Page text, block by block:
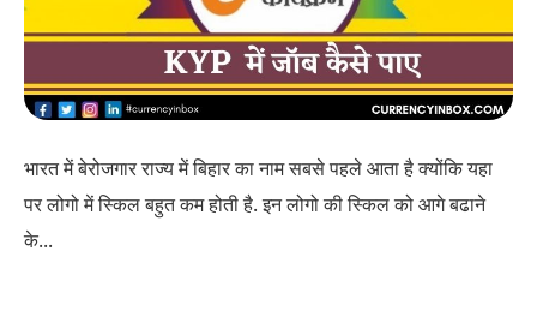
भारत में बेरोजगार राज्य में बिहार का नाम सबसे पहले आता है क्योंकि यहा
पर लोगो में स्किल बहुत कम होती है. इन लोगो की स्किल को आगे बढाने
के...